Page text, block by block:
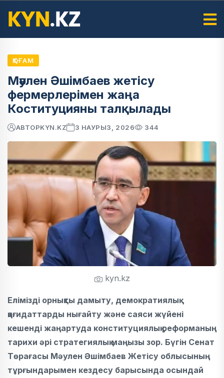
ҚОҒАМ
Мәулен Әшімбаев жетісу
фермерлерімен жаңа
Коституцияны талқылады
АВТОРKYN.KZ 3 НАУРЫЗ, 2026 344
kyn.kz
Елімізді орнықты дамыту, демократиялық
қағидаттарды нығайту және саяси жүйені
кешенді жаңартуда конституциялық реформаның
тарихи әрі стратегиялық маңызы зор. Бүгін Сенат
Төрағасы Мәулен Әшімбаев Жетісу облысының
тұрғындарымен кездесу барысында осындай